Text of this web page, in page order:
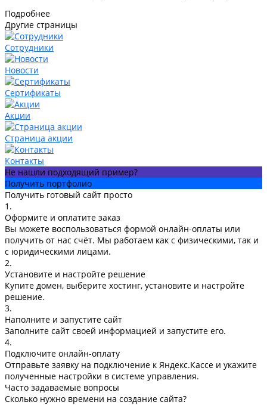
Подробнее
Другие страницы
Сотрудники
Новости
Сертификаты
Акции
Страница акции
Контакты
Не нашли подходящий пример?
Получить портфолио
Получить готовый сайт просто
1.
Оформите и оплатите заказ
Вы можете воспользоваться формой онлайн-оплаты или
получить от нас счёт. Мы работаем как с физическими, так и
с юридическими лицами.
2.
Установите и настройте решение
Купите домен, выберите хостинг, установите и настройте
решение.
3.
Наполните и запустите сайт
Заполните сайт своей информацией и запустите его.
4.
Подключите онлайн-оплату
Отправьте заявку на подключение к Яндекс.Кассе и укажите
полученные настройки в системе управления.
Часто задаваемые вопросы
Сколько нужно времени на создание сайта?